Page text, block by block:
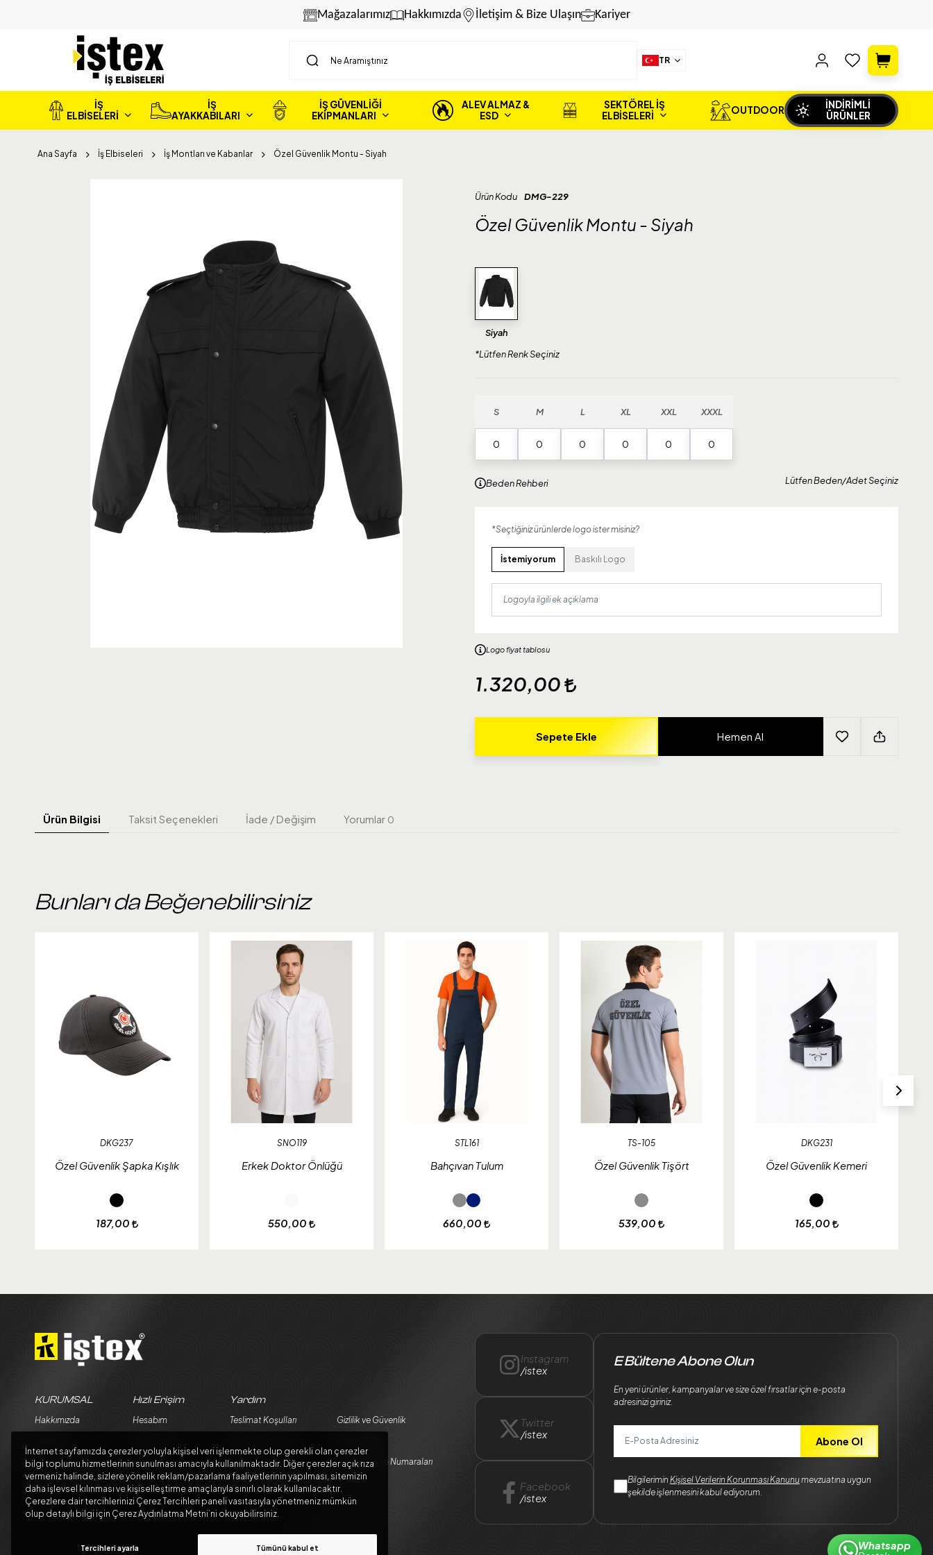
Mağazalarımız Hakkımızda İletişim & Bize Ulaşın Kariyer
TR
İŞ
ELBİSELERİ
İŞ
AYAKKABILARI
İŞ GÜVENLİĞİ
EKİPMANLARI
ALEV ALMAZ &
ESD
SEKTÖREL İŞ
ELBİSELERİ
OUTDOOR
İNDİRİMLİ
ÜRÜNLER
Ana Sayfa İş Elbiseleri İş Montları ve Kabanlar Özel Güvenlik Montu - Siyah
Ürün Kodu DMG-229
Özel Güvenlik Montu - Siyah
Siyah
*Lütfen Renk Seçiniz
S M L XL XXL XXXL
Beden Rehberi Lütfen Beden/Adet Seçiniz
*Seçtiğiniz ürünlerde logo ister misiniz?
İstemiyorum Baskılı Logo
Logo fiyat tablosu
1.320,00
Sepete Ekle Hemen Al
Ürün Bilgisi Taksit Seçenekleri İade / Değişim Yorumlar 0
Bunları da Beğenebilirsiniz
DKG237
Özel Güvenlik Şapka Kışlık
187,00
SNO119
Erkek Doktor Önlüğü
550,00
STL161
Bahçıvan Tulum
660,00
TS-105
Özel Güvenlik Tişört
539,00
DKG231
Özel Güvenlik Kemeri
165,00
Whatsapp
KURUMSAL
Hakkımızda
Teslimat ve İade Şartları
Kargo Seçenekleri
Blog
Hızlı Erişim
Hesabım
Sepetim
Yardım
Teslimat Koşulları
Satış Sözleşmesi
Garanti ve İade Koşulları
Gizlilik ve Güvenlik
Banka Hesap Numaraları
Instagram
/istex
Twitter
/istex
Facebook
/istex
E Bültene Abone Olun
En yeni ürünler, kampanyalar ve size özel fırsatlar için e-posta
adresinizi giriniz.
Abone Ol
BilgileriminKişisel Verilerin Korunması Kanunumevzuatına uygun
şekilde işlenmesini kabul ediyorum.
İnternet sayfamızda çerezler yoluyla kişisel veri işlenmekte olup gerekli olan çerezler
bilgi toplumu hizmetlerinin sunulması amacıyla kullanılmaktadır. Diğer çerezler açık rıza
vermeniz halinde, sizlere yönelik reklam/pazarlama faaliyetlerinin yapılması, sitemizin
daha işlevsel kılınması ve kişiselleştirme amaçlarıyla sınırlı olarak kullanılacaktır.
Çerezlere dair tercihlerinizi Çerez Tercihleri paneli vasıtasıyla yönetmeniz mümkün
olup detaylı bilgi için Çerez Aydınlatma Metni’ni okuyabilirsiniz.
Tercihleri ayarla Tümünü kabul et